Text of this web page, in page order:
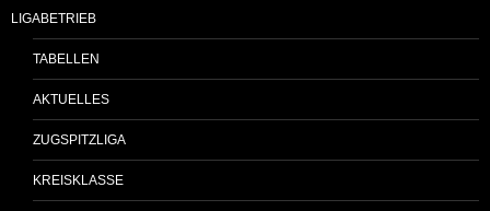
LIGABETRIEB
TABELLEN
AKTUELLES
ZUGSPITZLIGA
KREISKLASSE